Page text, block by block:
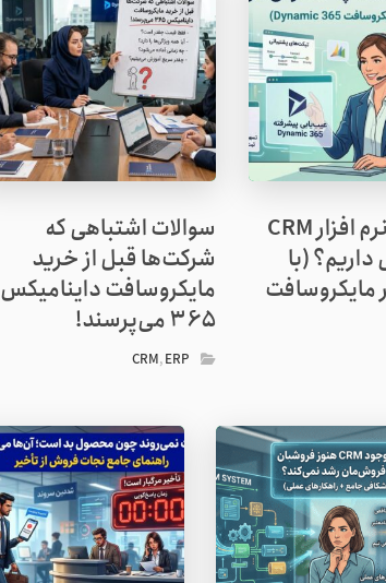
از پشتیبانی نرم افزار CRM
داریم؟ (با
مایکروسافت
سوالات اشتباهی که
شرکت‌ها قبل از خرید
مایکروسافت داینامیکس
365 می‌پرسند!
CRM,ERP